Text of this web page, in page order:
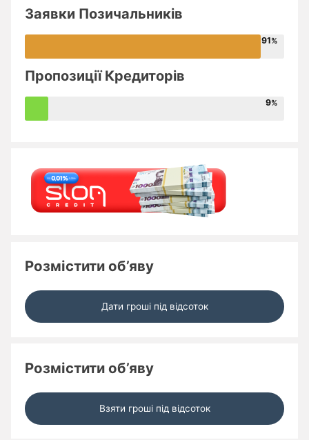
Заявки Позичальників
91
Пропозиції Кредиторів
9
Розмістити об’яву
Дати гроші під відсоток
Розмістити об’яву
Взяти гроші під відсоток